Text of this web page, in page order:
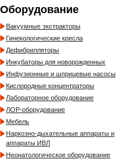
Оборудование
Вакуумные экстракторы
Гинекологические кресла
Дефибрилляторы
Инкубаторы для новорожденных
Инфузионные и шприцевые насосы
Кислородные концентраторы
Лабораторное оборудование
ЛОР-оборудование
Мебель
Наркозно-дыхательные аппараты и
аппараты ИВЛ
Неонатологическое оборудование